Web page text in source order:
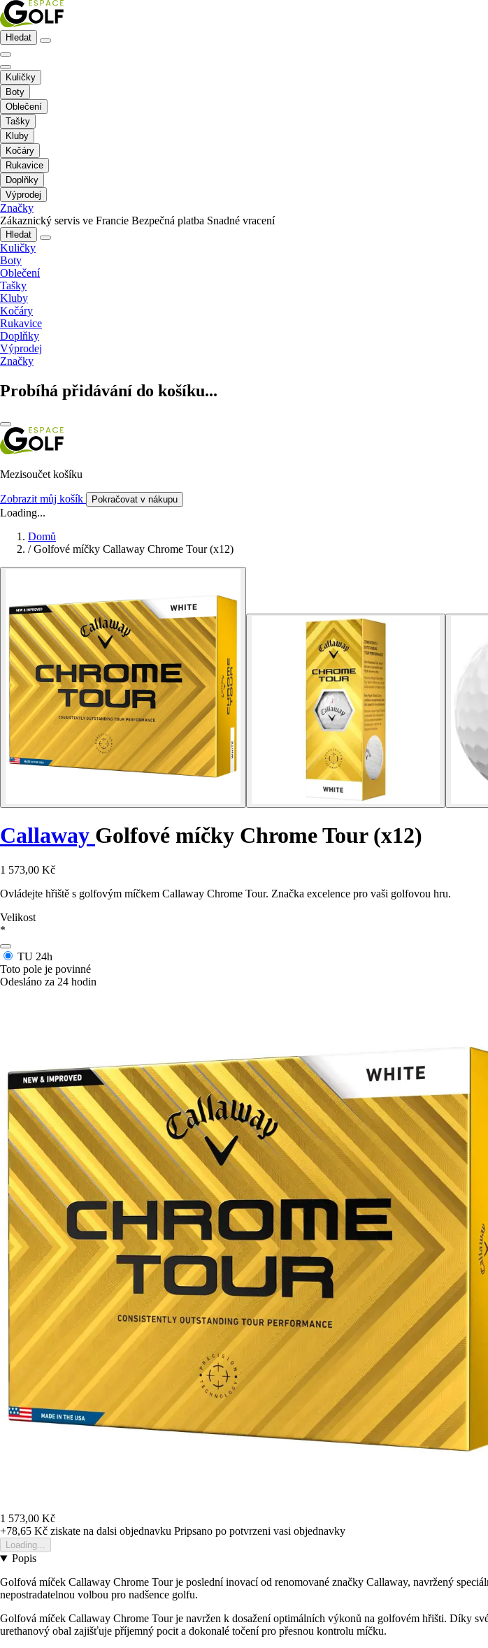
Hledat
Kuličky
Boty
Oblečení
Tašky
Kluby
Kočáry
Rukavice
Doplňky
Výprodej
Značky
Zákaznický servis ve Francie Bezpečná platba Snadné vracení
Hledat
Kuličky
Boty
Oblečení
Tašky
Kluby
Kočáry
Rukavice
Doplňky
Výprodej
Značky
Probíhá přidávání do košíku...
Mezisoučet košíku
Zobrazit můj košík Pokračovat v nákupu
Loading...
Domů
/ Golfové míčky Callaway Chrome Tour (x12)
Callaway Golfové míčky Chrome Tour (x12)
1 573,00 Kč
Ovládejte hřiště s golfovým míčkem Callaway Chrome Tour. Značka excelence pro vaši golfovou hru.
Velikost
*
TU 24h
Toto pole je povinné
Odesláno za 24 hodin
1 573,00 Kč
+78,65 Kč ziskate na dalsi objednavku Pripsano po potvrzeni vasi objednavky
Loading...
Popis
Golfová míček Callaway Chrome Tour je poslední inovací od renomované značky Callaway, navržený
nepostradatelnou volbou pro nadšence golfu.
Golfová míček Callaway Chrome Tour je navržen k dosažení optimálních výkonů na golfovém hřišti. Díky
urethanový obal zajišťuje příjemný pocit a dokonalé točení pro přesnou kontrolu míčku.